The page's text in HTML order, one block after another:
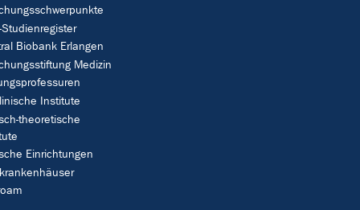
Studienregister
Biobank Erlangen
Medizin
Institute
theoretische
Einrichtungen